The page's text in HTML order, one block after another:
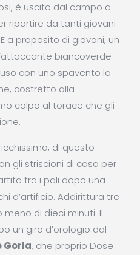
è uscito dal campo a
ripartire da tanti giovani
a proposito di giovani, un
biancoverde
con uno spavento la
costretto alla
colpo al torace che gli
di questo
gli striscioni di casa per
tra i pali dopo una
d’artificio. Addirittura tre
di dieci minuti. Il
un giro d’orologio dal
Gorla, che proprio Dose